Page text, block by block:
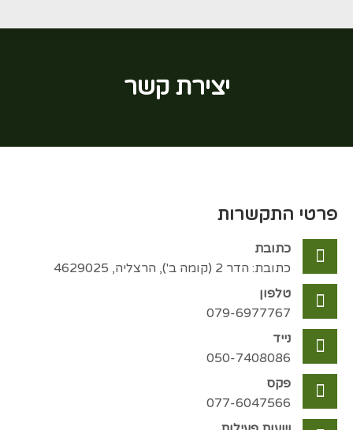
יצירת קשר
You are here:
פרטי התקשרות
כתובת
כתובת: הדר 2 (קומה ב'), הרצליה, 4629025
טלפון
079-6977767
נייד
050-7408086
פקס
077-6047566